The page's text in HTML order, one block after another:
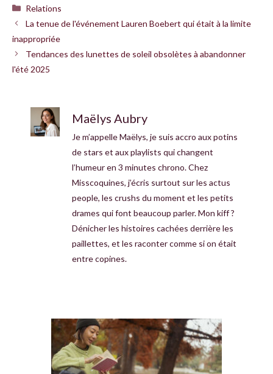
Catégories
Relations
La tenue de l'événement Lauren Boebert qui était à la limite
inappropriée
Tendances des lunettes de soleil obsolètes à abandonner
l'été 2025
Maëlys Aubry
Je m’appelle Maëlys, je suis accro aux potins
de stars et aux playlists qui changent
l’humeur en 3 minutes chrono. Chez
Misscoquines, j’écris surtout sur les actus
people, les crushs du moment et les petits
drames qui font beaucoup parler. Mon kiff ?
Dénicher les histoires cachées derrière les
paillettes, et les raconter comme si on était
entre copines.